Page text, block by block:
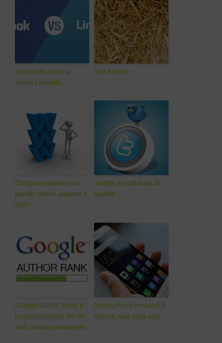
Facebook attacca
anche LinkedIn
Seo Xrumer
Comprare domini con
parole chiave, aiutano il
SEO?
Twitter e pubblicità di
qualità
Google Author Rank, il
posizionamento dei siti
web cambia parametro
Smartphone e motori di
ricerca, una cosa sola